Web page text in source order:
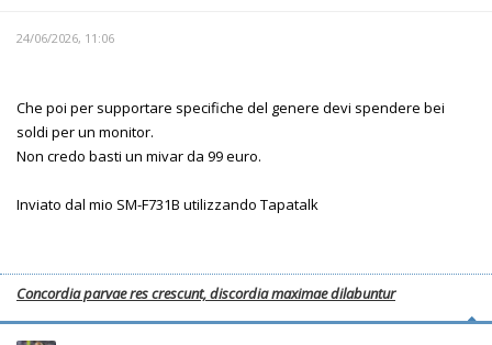
24/06/2026, 11:06
Che poi per supportare specifiche del genere devi spendere bei
soldi per un monitor.
Non credo basti un mivar da 99 euro.
Inviato dal mio SM-F731B utilizzando Tapatalk
Concordia parvae res crescunt, discordia maximae dilabuntur